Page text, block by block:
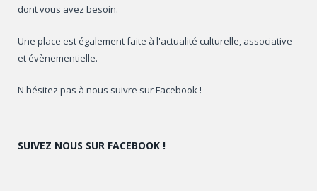
dont vous avez besoin.
Une place est également faite à l'actualité culturelle, associative
et évènementielle.
N'hésitez pas à nous suivre sur Facebook !
SUIVEZ NOUS SUR FACEBOOK !